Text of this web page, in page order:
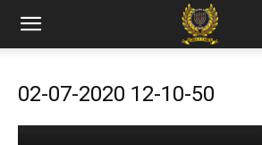
02-07-2020 12-10-50